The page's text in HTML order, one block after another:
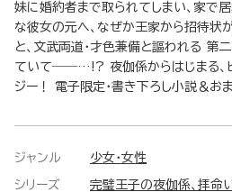
妹に婚約者まで取られてしまい、家で
な彼女の元へ、なぜか王家から招待状
と、文武両道・才色兼備と謳われる 第
ていて――…!? 夜伽係からはじまる、ピ
ジー！ 電子限定・書き下ろし小説＆お
ジャンル 少女・女性
シリーズ
完璧王子の夜伽係、拝命